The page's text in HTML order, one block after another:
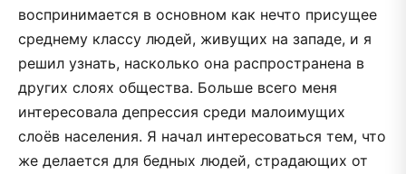
воспринимается в основном как нечто присущее
среднему классу людей, живущих на западе, и я
решил узнать, насколько она распространена в
других слоях общества. Больше всего меня
интересовала депрессия среди малоимущих
слоёв населения. Я начал интересоваться тем, что
же делается для бедных людей, страдающих от